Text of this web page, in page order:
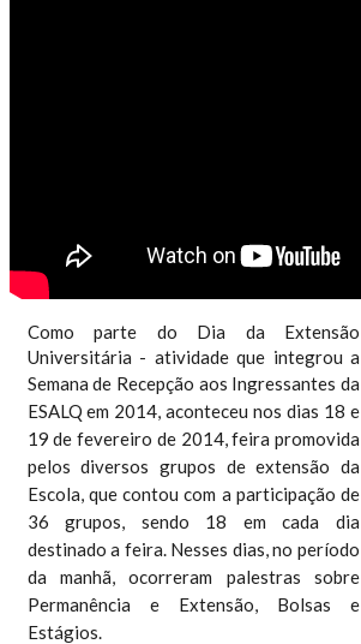
Como parte do Dia da Extensão
Universitária - atividade que integrou a
Semana de Recepção aos Ingressantesda
ESALQ em 2014, aconteceu nos dias 18 e
19 de fevereiro de 2014, feira promovida
pelos diversos grupos de extensão da
Escola, que contou com a participação de
36 grupos, sendo 18 em cada dia
destinado a feira. Nesses dias, no período
da manhã, ocorreram palestras sobre
Permanência e Extensão, Bolsas e
Estágios.